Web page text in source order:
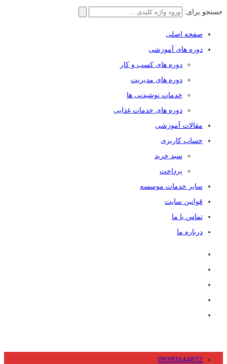
جستجو برای:
صفحه اصلی
دوره های آموزشی
دوره های کسب و کار
دوره های مدیریت
خدمات نوشیدنی ها
دوره های خدمات غذایی
مقالات آموزشی
حساب کاربری
سبد خرید
پرداخت
سایر خدمات موسسه
قوانین سایت
تماس با ما
درباره ما
09393144872